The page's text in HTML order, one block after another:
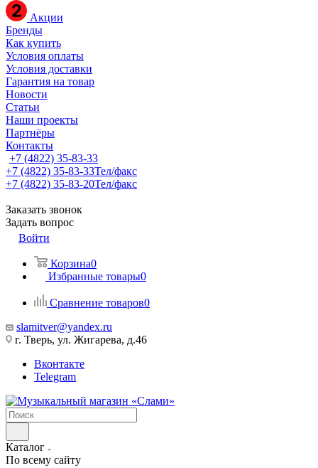
Акции
Бренды
Как купить
Условия оплаты
Условия доставки
Гарантия на товар
Новости
Статьи
Наши проекты
Партнёры
Контакты
+7 (4822) 35-83-33
+7 (4822) 35-83-33Тел/факс
+7 (4822) 35-83-20Тел/факс
Заказать звонок
Задать вопрос
Войти
Корзина0
Избранные товары0
Сравнение товаров0
slamitver@yandex.ru
г. Тверь, ул. Жигарева, д.46
Вконтакте
Telegram
Каталог
По всему сайту